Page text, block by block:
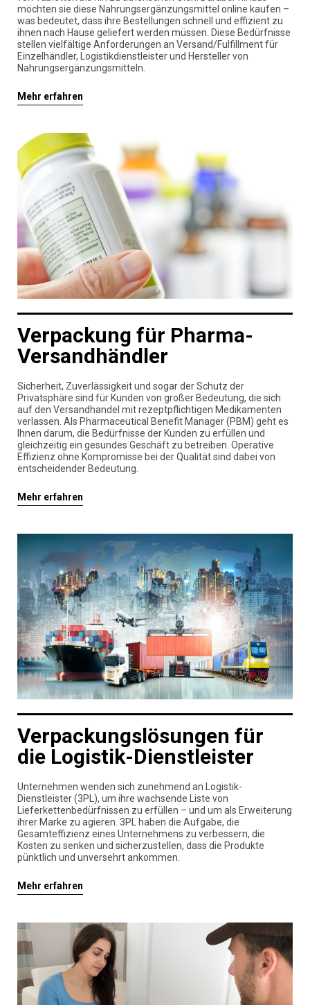
möchten sie diese Nahrungsergänzungsmittel online kaufen –
was bedeutet, dass ihre Bestellungen schnell und effizient zu
ihnen nach Hause geliefert werden müssen. Diese Bedürfnisse
stellen vielfältige Anforderungen an Versand/Fulfillment für
Einzelhändler, Logistikdienstleister und Hersteller von
Nahrungsergänzungsmitteln.
Mehr erfahren
Verpackung für Pharma-
Versandhändler
Sicherheit, Zuverlässigkeit und sogar der Schutz der
Privatsphäre sind für Kunden von großer Bedeutung, die sich
auf den Versandhandel mit rezeptpflichtigen Medikamenten
verlassen. Als Pharmaceutical Benefit Manager (PBM) geht es
Ihnen darum, die Bedürfnisse der Kunden zu erfüllen und
gleichzeitig ein gesundes Geschäft zu betreiben. Operative
Effizienz ohne Kompromisse bei der Qualität sind dabei von
entscheidender Bedeutung.
Mehr erfahren
Verpackungslösungen für
die Logistik-Dienstleister
Unternehmen wenden sich zunehmend an Logistik-
Dienstleister (3PL), um ihre wachsende Liste von
Lieferkettenbedürfnissen zu erfüllen – und um als Erweiterung
ihrer Marke zu agieren. 3PL haben die Aufgabe, die
Gesamteffizienz eines Unternehmens zu verbessern, die
Kosten zu senken und sicherzustellen, dass die Produkte
pünktlich und unversehrt ankommen.
Mehr erfahren